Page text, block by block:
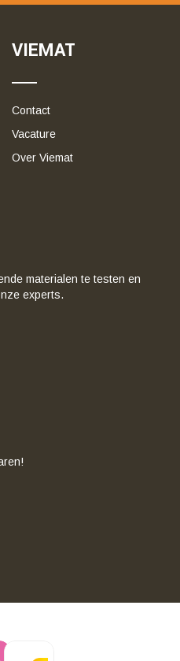
VIEMAT
Contact
Vacature
Over Viemat
materialen te testen en
experts.